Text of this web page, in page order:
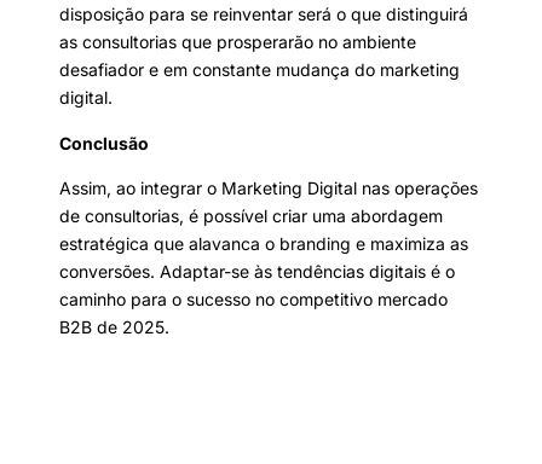
disposição para se reinventar será o que distinguirá
as consultorias que prosperarão no ambiente
desafiador e em constante mudança do marketing
digital.
Conclusão
Assim, ao integrar o Marketing Digital nas operações
de consultorias, é possível criar uma abordagem
estratégica que alavanca o branding e maximiza as
conversões. Adaptar-se às tendências digitais é o
caminho para o sucesso no competitivo mercado
B2B de 2025.